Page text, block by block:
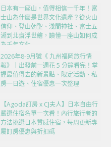
日本有一座山，值得相信一千年！富
士山為什麼是世界文化遺產？從火山
信仰、登山朝聖、淺間神社、富士五
湖到北齋浮世繪，讀懂一座山如何成
為千年文化
2026年8-9月號《 九州福岡旅行情
報》｜出發前一週花 5 分鐘看完！掌
握最值得去的新景點、限定活動、私
房一日遊、住宿優惠一次整理
【Agoda訂房 x CJ夫人】日本自由行
嚴選住宿名單一次看！內行旅行者的
方法挑選日本質感住宿，每周更新專
屬訂房優惠與折扣碼